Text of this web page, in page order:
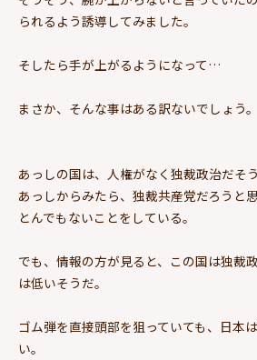
られるよう誘導してみました。
そしたら手が上がるようになって…
まさか、そんな事はある訳ないでしょう。
あっしの国は、人権がなく独裁政治だそう
あっしからみたら、独裁共産党だろうと
とんでもないことをしている。
でも、情報の方が見ると、この国は独裁
は低いそうだ。
ゴム弾を直接頭部を狙っていても、日本
い。